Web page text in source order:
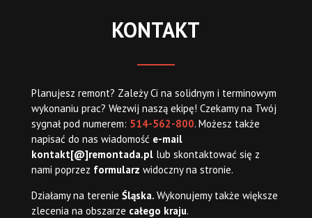
KONTAKT
Planujesz remont? Zależy Ci na solidnym i terminowym
wykonaniu prac? Wezwij naszą ekipę! Czekamy na Twój
sygnał pod numerem: 514-562-800. Możesz także
napisać do nas wiadomość e-mail
kontakt[@]remontada.pllub skontaktować się z
nami poprzez formularz widoczny na stronie.
Działamy na terenie Śląska. Wykonujemy także większe
zlecenia na obszarze całego kraju.